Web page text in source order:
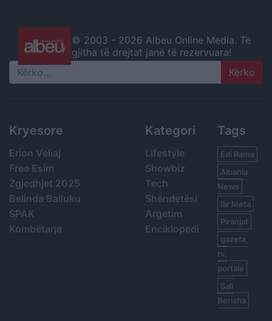
© 2003 - 2026 Albeu Online Media. Të
gjitha të drejtat janë të rezervuara!
Search
Kryesore
Erion Veliaj
Free Esim
Zgjedhjet 2025
Belinda Balluku
SPAK
Kombëtarja
Kategori
Lifestyle
Showbiz
Tech
Shëndetësi
Argetim
Enciklopedi
Tags
Edi Rama
Albania
News
Ilir Meta
Piranjat
gazeta,
tv,
portale
Sali
Berisha